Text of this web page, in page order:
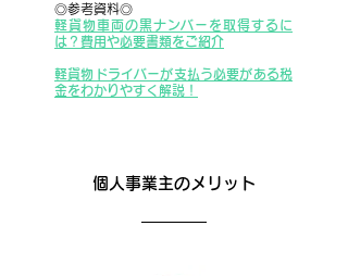
◎参考資料◎
軽貨物車両の黒ナンバーを取得するに
は？ 費用や必要書類をご紹介
軽貨物ドライバーが支払う必要がある税
金をわかりやすく解説！
個人事業主のメリット